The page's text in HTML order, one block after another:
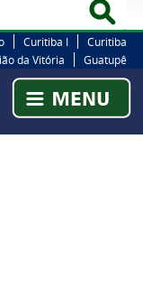
Curitiba I
Curitiba
da Vitória Guatupê